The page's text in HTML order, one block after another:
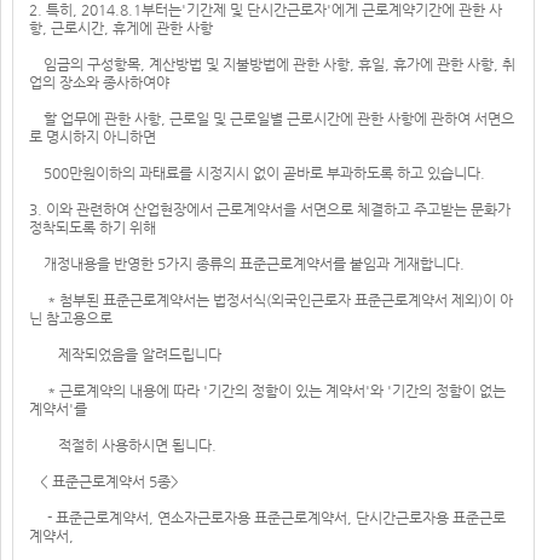
2. 특히, 2014.8.1부터는'기간제 및 단시간근로자'에게 근로계약기간에 관한 사
항, 근로시간, 휴게에 관한 사항
임금의 구성항목, 계산방법 및 지불방법에 관한 사항, 휴일, 휴가에 관한 사항, 취
업의 장소와 종사하여야
할 업무에 관한 사항, 근로일 및 근로일별 근로시간에 관한 사항에 관하여 서면으
로 명시하지 아니하면
500만원이하의 과태료를 시정지시 없이 곧바로 부과하도록 하고 있습니다.
3. 이와 관련하여 산업현장에서 근로계약서을 서면으로 체결하고 주고받는 문화가
정착되도록 하기 위해
개정내용을 반영한 5가지 종류의 표준근로계약서를 붙임과 게재합니다.
* 첨부된 표준근로계약서는 법정서식(외국인근로자 표준근로계약서 제외)이 아
닌 참고용으로
제작되었음을 알려드립니다
* 근로계약의 내용에 따라 '기간의 정함이 있는 계약서'와 '기간의 정함이 없는
계약서'를
적절히 사용하시면 됩니다.
< 표준근로계약서 5종>
- 표준근로계약서, 연소자근로자용 표준근로계약서, 단시간근로자용 표준근로
계약서,